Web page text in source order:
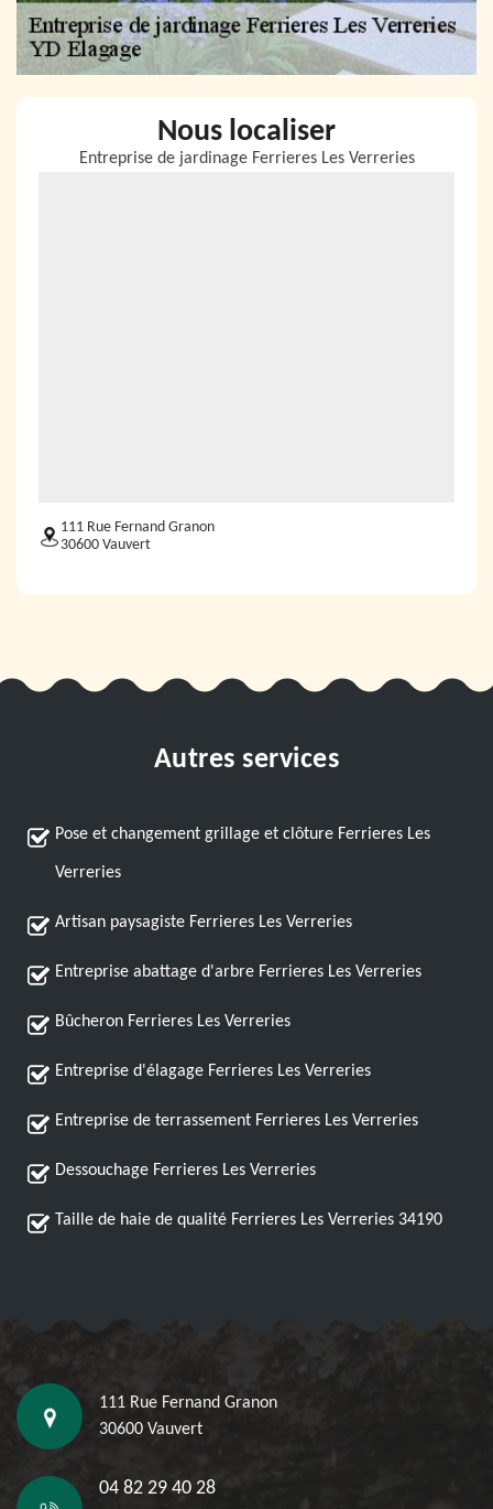
Nous localiser
Entreprise de jardinage Ferrieres Les Verreries
111 Rue Fernand Granon
30600 Vauvert
Autres services
Pose et changement grillage et clôture Ferrieres Les
Verreries
Artisan paysagiste Ferrieres Les Verreries
Entreprise abattage d'arbre Ferrieres Les Verreries
Bûcheron Ferrieres Les Verreries
Entreprise d'élagage Ferrieres Les Verreries
Entreprise de terrassement Ferrieres Les Verreries
Dessouchage Ferrieres Les Verreries
Taille de haie de qualité Ferrieres Les Verreries 34190
111 Rue Fernand Granon
30600 Vauvert
04 82 29 40 28